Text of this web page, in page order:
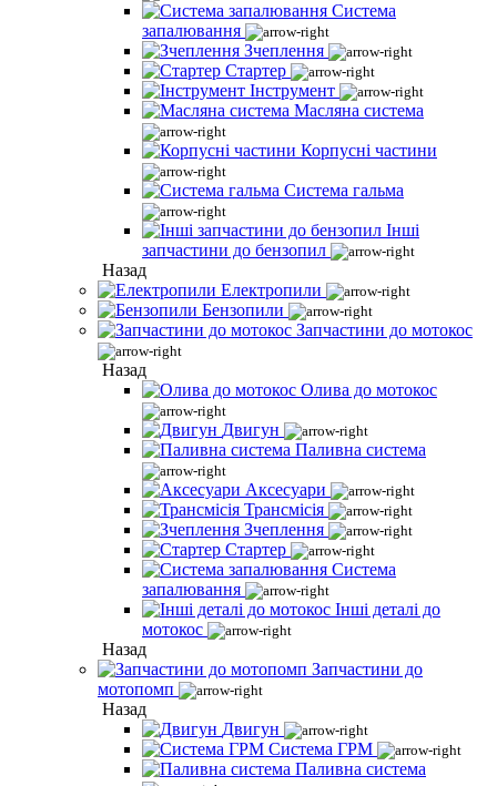
Система
запалювання
Зчеплення
Стартер
Інструмент
Масляна система
Корпусні частини
Система гальма
Інші
запчастини до бензопил
Назад
Електропили
Бензопили
Запчастини до мотокос
Назад
Олива до мотокос
Двигун
Паливна система
Аксесуари
Трансмісія
Зчеплення
Стартер
Система
запалювання
Інші деталі до
мотокос
Назад
Запчастини до
мотопомп
Назад
Двигун
Система ГРМ
Паливна система